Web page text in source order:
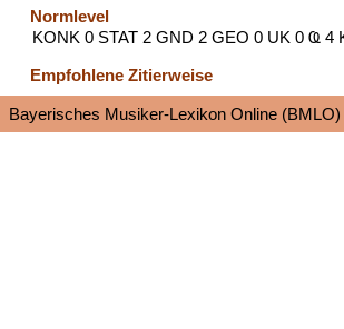
Normlevel
KONK 0 STAT 2 GND 2 GEO 0 UK 0 Ҩ 4
Empfohlene Zitierweise
Bayerisches Musiker-Lexikon Online (BMLO)